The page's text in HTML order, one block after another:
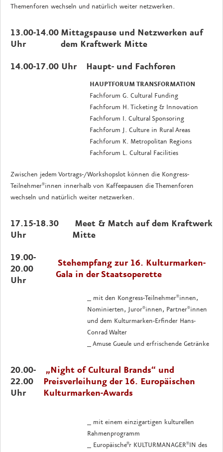
Themenforen wechseln und natürlich weiter netzwerken.
13.00-14.00
Uhr
Mittagspause und Netzwerken auf
dem Kraftwerk Mitte
14.00-17.00 Uhr Haupt- und Fachforen
HAUPTFORUM TRANSFORMATION
Fachforum G. Cultural Funding
Fachforum H. Ticketing & Innovation
Fachforum I. Cultural Sponsoring
Fachforum J. Culture in Rural Areas
Fachforum K. Metropolitan Regions
Fachforum L. Cultural Facilities
Zwischen jedem Vortrags-/Workshopslot können die Kongress-
Teilnehmer*innen innerhalb von Kaffeepausen die Themenforen
wechseln und natürlich weiter netzwerken.
17.15-18.30
Uhr
Meet & Match auf dem Kraftwerk
Mitte
19.00-
20.00
Uhr
Stehempfang zur 16. Kulturmarken-
Gala in der Staatsoperette
_ mit den Kongress-Teilnehmer*innen,
Nominierten, Juror*innen, Partner*innen
und dem Kulturmarken-Erfinder Hans-
Conrad Walter
_ Amuse Gueule und erfrischende Getränke
20.00-
22.00
Uhr
„Night of Cultural Brands“ und
Preisverleihung der 16. Europäischen
Kulturmarken-Awards
_ mit einem einzigartigen kulturellen
Rahmenprogramm
_ Europäische*r KULTURMANAGER*IN des